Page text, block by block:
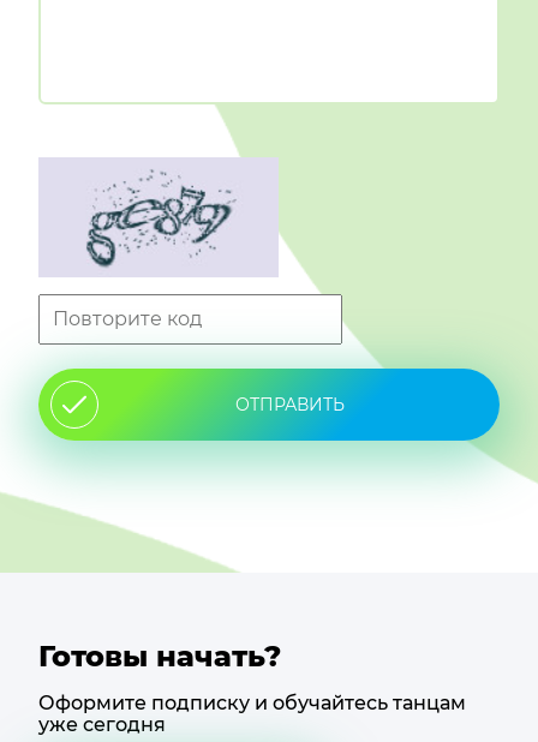
ОТПРАВИТЬ
Готовы начать?
Оформите подписку и обучайтесь танцам
уже сегодня